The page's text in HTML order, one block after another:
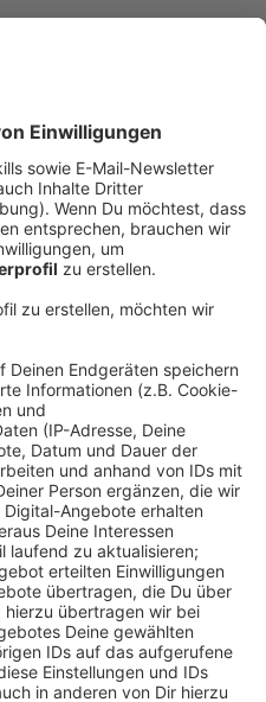
Potting mit dem
der Grünen, Robert
es unter anderem um
einer in teilen
und Habecks
Fehler, dem
Spitzenkandidat